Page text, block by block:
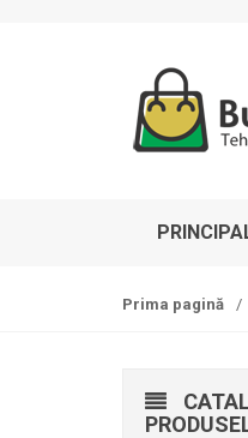
Prima pagină /